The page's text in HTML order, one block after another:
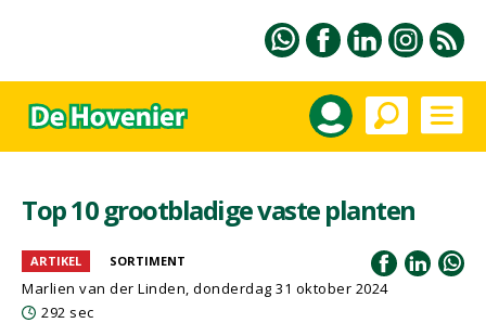
Top 10 grootbladige vaste planten
ARTIKEL SORTIMENT
Marlien van der Linden, donderdag 31 oktober 2024
292 sec